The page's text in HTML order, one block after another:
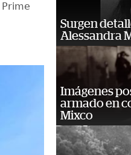
Surgen
Alessandra
Imágenes
armado en
Mixco